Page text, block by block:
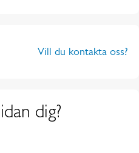
Vill du kontakta oss?
dig?